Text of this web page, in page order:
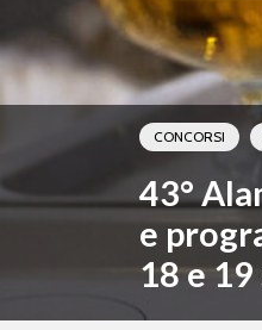
CONCORSI
43°
e
18 e